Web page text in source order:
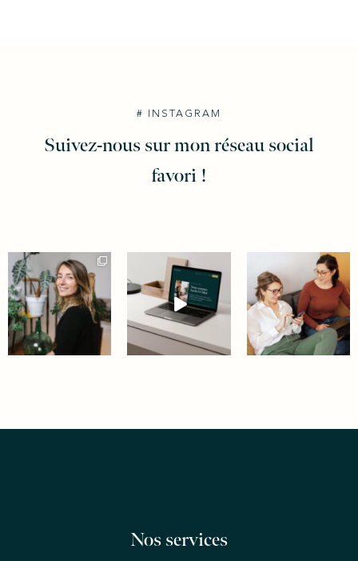
# INSTAGRAM
Suivez-nous sur mon réseau social
favori !
Nos services